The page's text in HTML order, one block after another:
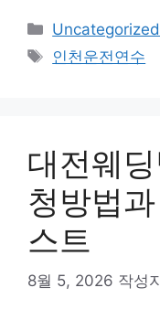
카
테
Uncategorized
태
인천운전연수
대전웨
청방법
스트
8월 5, 2026 작성